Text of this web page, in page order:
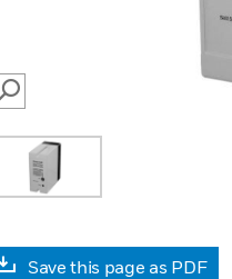
SEARCH
Save this page as PDF